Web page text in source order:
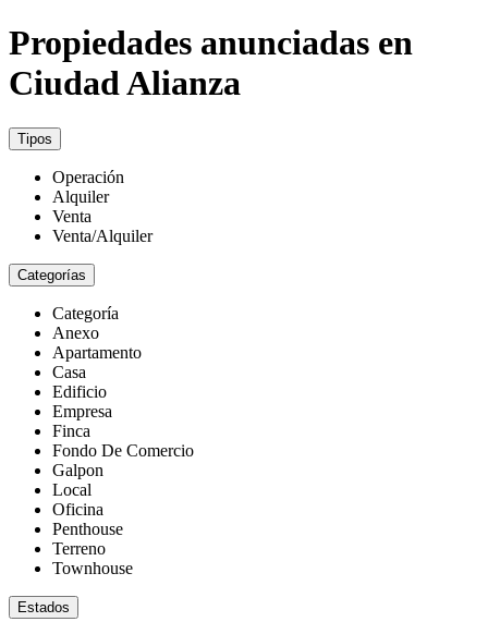
Propiedades anunciadas en
Ciudad Alianza
Tipos
Operación
Alquiler
Venta
Venta/Alquiler
Categorías
Categoría
Anexo
Apartamento
Casa
Edificio
Empresa
Finca
Fondo De Comercio
Galpon
Local
Oficina
Penthouse
Terreno
Townhouse
Estados